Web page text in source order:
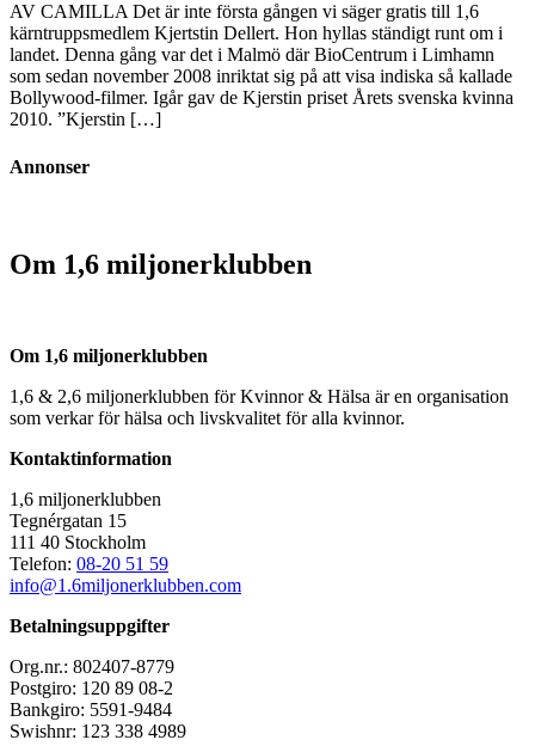
AV CAMILLA Det är inte första gången vi säger gratis till 1,6
kärntruppsmedlem Kjertstin Dellert. Hon hyllas ständigt runt om i
landet. Denna gång var det i Malmö där BioCentrum i Limhamn
som sedan november 2008 inriktat sig på att visa indiska så kallade
Bollywood-filmer. Igår gav de Kjerstin priset Årets svenska kvinna
2010. ”Kjerstin […]
Annonser
Om 1,6 miljonerklubben
Om 1,6 miljonerklubben
1,6 & 2,6 miljonerklubben för Kvinnor & Hälsa är en organisation
som verkar för hälsa och livskvalitet för alla kvinnor.
Kontaktinformation
1,6 miljonerklubben
Tegnérgatan 15
111 40 Stockholm
Telefon: 08-20 51 59
info@1.6miljonerklubben.com
Betalningsuppgifter
Org.nr.: 802407-8779
Postgiro: 120 89 08-2
Bankgiro: 5591-9484
Swishnr: 123 338 4989